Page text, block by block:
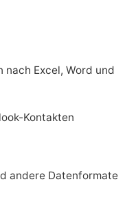
nach Excel, Word und
Kontakten
andere Datenformate